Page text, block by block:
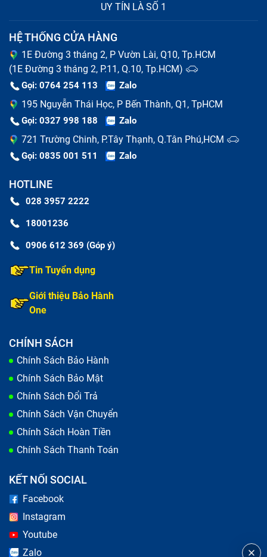
UY TÍN LÀ SỐ 1
HỆ THỐNG CỬA HÀNG
1E Đường 3 tháng 2, P Vườn Lài, Q10, Tp.HCM
(1E Đường 3 tháng 2, P.11, Q.10, Tp.HCM)
Gọi: 0764 254 113 Zalo
195 Nguyễn Thái Học, P Bến Thành, Q1, TpHCM
Gọi: 0327 998 188 Zalo
721 Trường Chinh, P.Tây Thạnh, Q.Tân Phú,HCM
Gọi: 0835 001 511 Zalo
HOTLINE
028 3957 2222
18001236
0906 612 369 (Góp ý)
Tin Tuyển dụng
Giới thiệu Bảo Hành
One
CHÍNH SÁCH
Chính Sách Bảo Hành
Chính Sách Bảo Mật
Chính Sách Đổi Trả
Chính Sách Vận Chuyển
Chính Sách Hoàn Tiền
Chính Sách Thanh Toán
KẾT NỐI SOCIAL
Facebook
Instagram
Youtube
Zalo